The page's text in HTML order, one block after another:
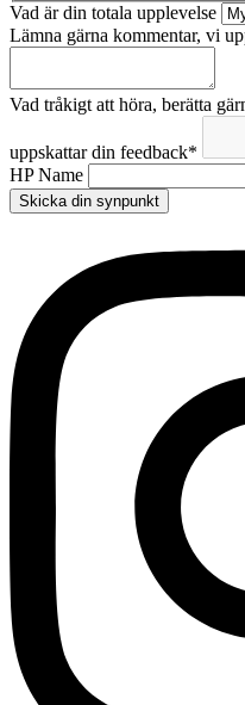
Vad är din totala upplevelse
Lämna gärna kommentar, vi
Vad tråkigt att höra, berätta
uppskattar din feedback*
HP Name
Skicka din synpunkt